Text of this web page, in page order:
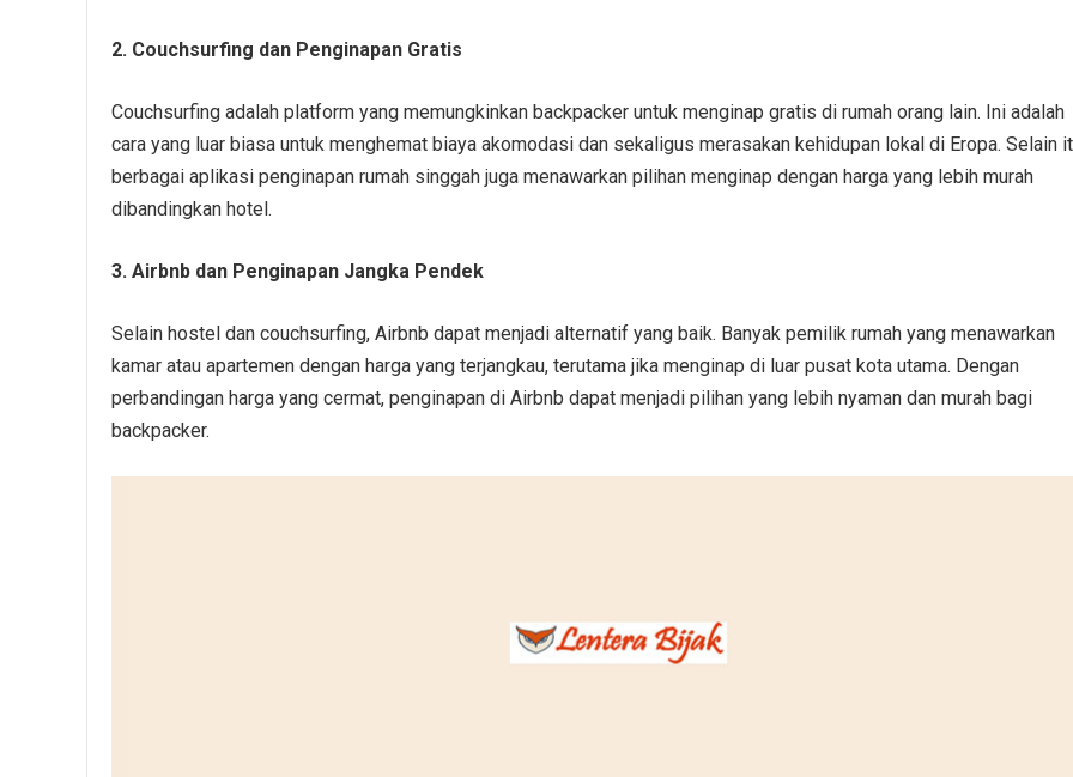
2. Couchsurfing dan Penginapan Gratis
Couchsurfing adalah platform yang memungkinkan backpacker untuk menginap gratis di rumah orang lain. Ini adalah
cara yang luar biasa untuk menghemat biaya akomodasi dan sekaligus merasakan kehidupan lokal di Eropa. Selain
berbagai aplikasi penginapan rumah singgah juga menawarkan pilihan menginap dengan harga yang lebih murah
dibandingkan hotel.
3. Airbnb dan Penginapan Jangka Pendek
Selain hostel dan couchsurfing, Airbnb dapat menjadi alternatif yang baik. Banyak pemilik rumah yang menawarkan
kamar atau apartemen dengan harga yang terjangkau, terutama jika menginap di luar pusat kota utama. Dengan
perbandingan harga yang cermat, penginapan di Airbnb dapat menjadi pilihan yang lebih nyaman dan murah bagi
backpacker.